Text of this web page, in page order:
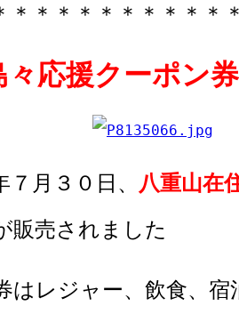
＊＊＊＊＊＊＊＊＊＊
々応援クーポン
７月３０日、 八重山在
販売されました
はレジャー、飲食、宿